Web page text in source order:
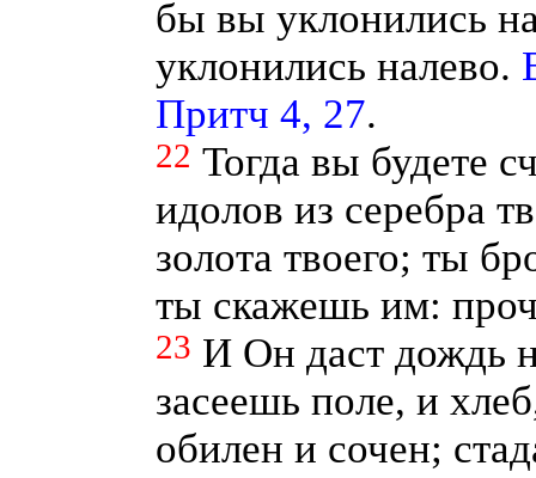
бы вы уклонились
уклонились налево.
Притч 4, 27.
22 Тогда вы будете
идолов из серебра
золота твоего; ты
ты скажешь им:
23 И Он даст дождь
засеешь поле, и
обилен и сочен;